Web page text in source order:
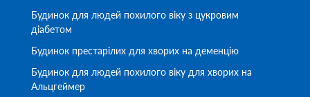
Будинок для людей похилого віку з цукровим
діабетом
Будинок престарілих для хворих на деменцію
Будинок для людей похилого віку для хворих на
Альцгеймер